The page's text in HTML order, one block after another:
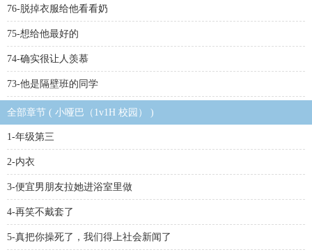
76-脱掉衣服给他看看奶
75-想给他最好的
74-确实很让人羡慕
73-他是隔壁班的同学
全部章节 ( 小哑巴（1v1H 校园） )
1-年级第三
2-内衣
3-便宜男朋友拉她进浴室里做
4-再笑不戴套了
5-真把你操死了，我们得上社会新闻了